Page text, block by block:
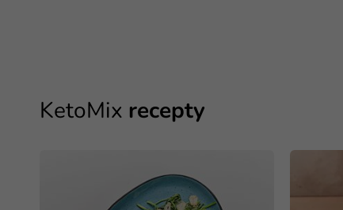
KetoMix recepty